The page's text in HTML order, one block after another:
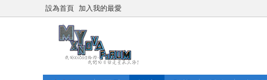
設為首頁 加入我的最愛